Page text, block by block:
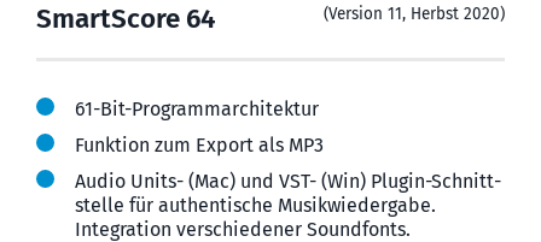
SmartScore 64 (Version 11, Herbst 2020)
61-Bit-Programm­archi­tektur
Funktion zum Export als MP3
Audio Units- (Mac) und VST- (Win) Plugin-Schnitt­
stelle für authen­tische Musik­wieder­gabe.
Integra­tion verschie­dener Soundfonts.